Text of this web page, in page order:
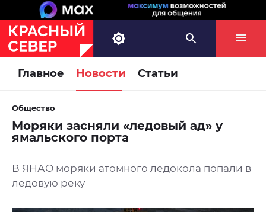
Главное Новости Статьи
Общество
Моряки засняли «ледовый ад» у
ямальского порта
В ЯНАО моряки атомного ледокола попали в
ледовую реку